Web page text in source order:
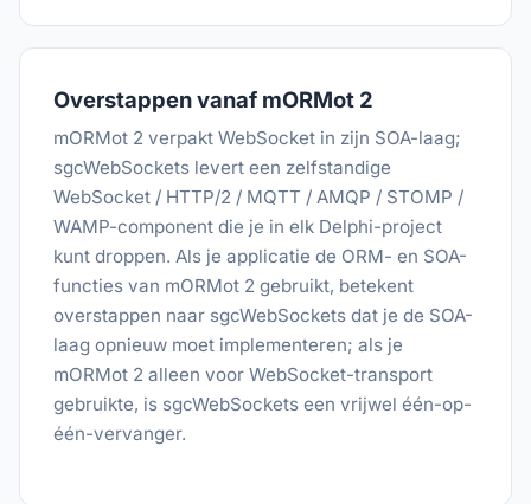
Overstappen vanaf mORMot 2
mORMot 2 verpakt WebSocket in zijn SOA-laag;
sgcWebSockets levert een zelfstandige
WebSocket / HTTP/2 / MQTT / AMQP / STOMP /
WAMP-component die je in elk Delphi-project
kunt droppen. Als je applicatie de ORM- en SOA-
functies van mORMot 2 gebruikt, betekent
overstappen naar sgcWebSockets dat je de SOA-
laag opnieuw moet implementeren; als je
mORMot 2 alleen voor WebSocket-transport
gebruikte, is sgcWebSockets een vrijwel één-op-
één-vervanger.